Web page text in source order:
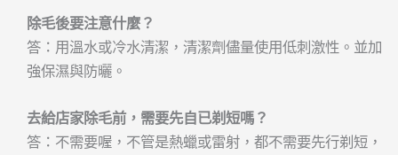
除毛後要注意什麼？
答：用溫水或冷水清潔，清潔劑儘量使用低刺激性。並加
強保濕與防曬。
去給店家除毛前，需要先自已剃短嗎？
答：不需要喔，不管是熱蠟或雷射，都不需要先行剃短，